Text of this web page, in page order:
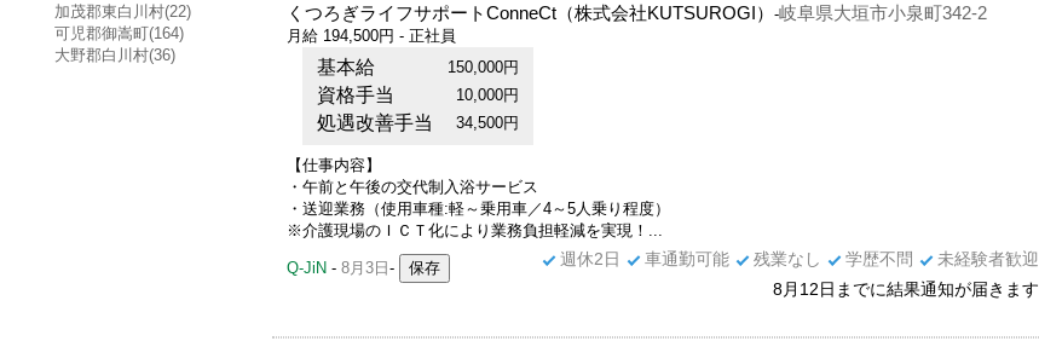
加茂郡東白川村(22)
可児郡御嵩町(164)
大野郡白川村(36)
くつろぎライフサポートConneCt（株式会社KUTSUROGI） -岐阜県大垣市小泉町342-2
月給 194,500円 - 正社員
基本給 150,000円
資格手当 10,000円
処遇改善手当 34,500円
【仕事内容】
・午前と午後の交代制入浴サービス
・送迎業務（使用車種:軽～乗用車／4～5人乗り程度）
※介護現場のＩＣＴ化により業務負担軽減を実現！...
Q-JiN - 8月3日 - 週休2日 車通勤可能 残業なし 学歴不問
未経験者歓迎
8月12日までに結果通知が届きます